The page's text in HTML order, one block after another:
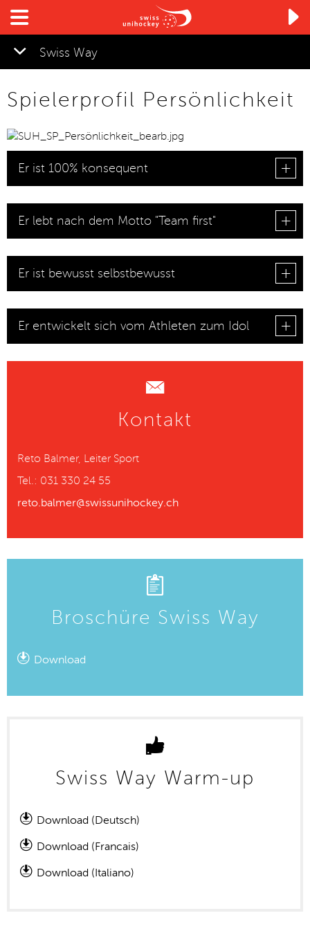

Swiss Way
▼
▼
Spielerprofil Persönlichkeit
Er ist 100% konsequent
Er lebt nach dem Motto "Team first"
Er ist bewusst selbstbewusst
Er entwickelt sich vom Athleten zum Idol
Kontakt
Reto Balmer, Leiter Sport
Tel.: 031 330 24 55
reto.balmer@swissunihockey.ch
Broschüre Swiss Way
Download
Swiss Way Warm-up
Download (Deutsch)
Download (Francais)
Download (Italiano)